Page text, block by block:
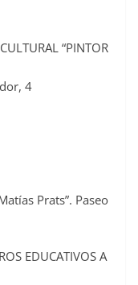
“PINTOR
4
Prats”. Paseo
EDUCATIVOS A